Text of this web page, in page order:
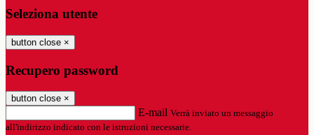
Seleziona utente
button close ×
Recupero password
button close ×
E-mail Verrà inviato un messaggio
all'indirizzo indicato con le istruzioni necessarie.